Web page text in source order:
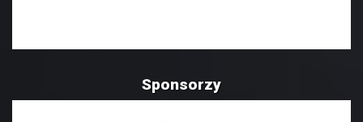
Sponsorzy